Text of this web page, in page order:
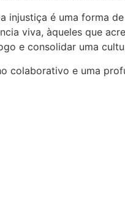
injustiça é uma forma
viva, àqueles que
e consolidar uma
colaborativo e uma